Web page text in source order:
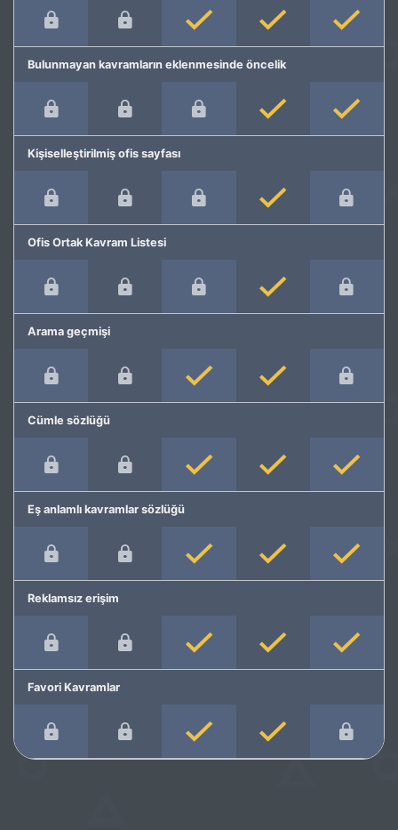
Bulunmayan kavramların eklenmesinde öncelik
Kişiselleştirilmiş ofis sayfası
Ofis Ortak Kavram Listesi
Arama geçmişi
Cümle sözlüğü
Eş anlamlı kavramlar sözlüğü
Reklamsız erişim
Favori Kavramlar